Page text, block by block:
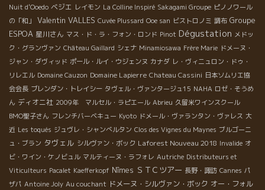
Nuit d'Ooedo ベジエ レイモン La Colline Inspiré Sakagami Groupe ピノノワール
の「和」
Valentin VALLES Cuvée Plussard Ooe san ビストロノミ 調布 Groupe
ESPOA 星川さん マス・ド・ラ・フォン・ロンド Pinot Dégustation メドッ
ク・グランヴァン Château Gaillard シェナ Minamiosawa Frère Marie ドメーヌ・
ジャン・ダヴィッド ポール・ルイ・ウジェンヌ カナダ レ・ヴィニュロン・ドゥ・
リレエル Domaine Cauzon Domaine Lapierre Chateau Cassini 日本ソムリエ協
会会長 ブレンダン・トレイシー タヴェル・ヴァンタージュ15 NAHA ロゼ・そうめ
ん ディオニ社 2009年 マルセル・ラピエール Abrieu 久留米ワインスクール
BMO聖子さん フレンチバーベキュー Kyoto ドメール・ヴァランタン・ヴァレス 大
近 Les toqués ジュヴレ・シャンべルタン Clos des Vignes du Maynes ブルゴーニ
ュ・ブラン タヴェル シルヴァン・ボック Laforest Nouveau 2018 Invalide オ
ビ・ワイン・ケノビュル マルティーヌ・ラフォレ Autriche Distributeurs et
Viticulteurs Pacalet Kaefferkopf Nîmes ＳＴＣツアー 長野・諏訪 Cannes パ
ザパ Antoine Joly Au couchant ドメーヌ・シルヴァン・ボック オー・フォル